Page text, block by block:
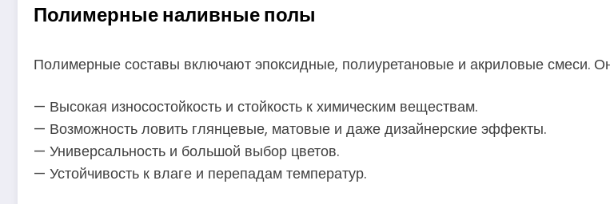
Полимерные наливные полы
Полимерные составы включают эпоксидные, полиуретановые и акриловые смеси.
— Высокая износостойкость и стойкость к химическим веществам.
— Возможность ловить глянцевые, матовые и даже дизайнерские эффекты.
— Универсальность и большой выбор цветов.
— Устойчивость к влаге и перепадам температур.